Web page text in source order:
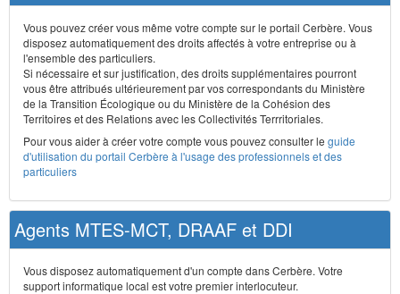
Vous pouvez créer vous même votre compte sur le portail Cerbère. Vous
disposez automatiquement des droits affectés à votre entreprise ou à
l'ensemble des particuliers.
Si nécessaire et sur justification, des droits supplémentaires pourront
vous être attribués ultérieurement par vos correspondants du Ministère
de la Transition Écologique ou du Ministère de la Cohésion des
Territoires et des Relations avec les Collectivités Terrritoriales.
Pour vous aider à créer votre compte vous pouvez consulter le guide
d'utilisation du portail Cerbère à l'usage des professionnels et des
particuliers
Agents MTES-MCT, DRAAF et DDI
Vous disposez automatiquement d'un compte dans Cerbère. Votre
support informatique local est votre premier interlocuteur.